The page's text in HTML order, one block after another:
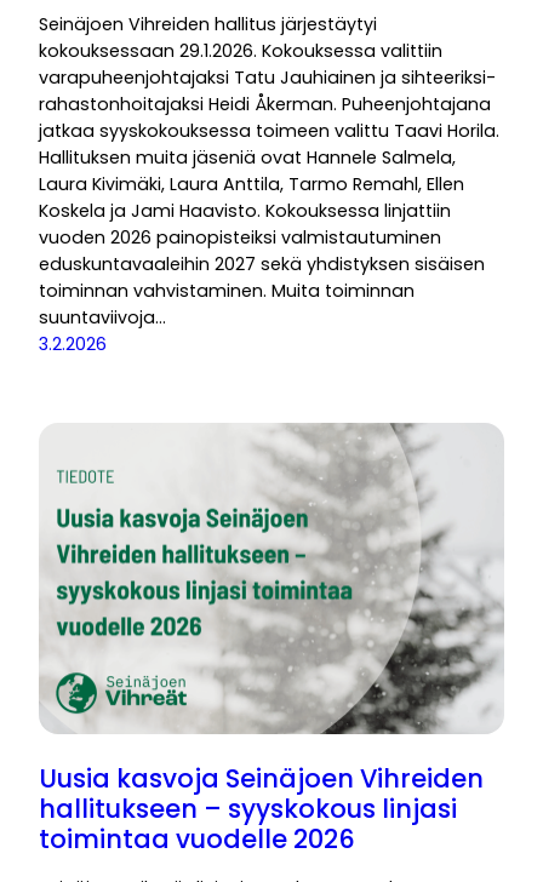
Seinäjoen Vihreiden hallitus järjestäytyi
kokouksessaan 29.1.2026. Kokouksessa valittiin
varapuheenjohtajaksi Tatu Jauhiainen ja sihteeriksi-
rahastonhoitajaksi Heidi Åkerman. Puheenjohtajana
jatkaa syyskokouksessa toimeen valittu Taavi Horila.
Hallituksen muita jäseniä ovat Hannele Salmela,
Laura Kivimäki, Laura Anttila, Tarmo Remahl, Ellen
Koskela ja Jami Haavisto. Kokouksessa linjattiin
vuoden 2026 painopisteiksi valmistautuminen
eduskuntavaaleihin 2027 sekä yhdistyksen sisäisen
toiminnan vahvistaminen. Muita toiminnan
suuntaviivoja…
3.2.2026
Uusia kasvoja Seinäjoen Vihreiden
hallitukseen – syyskokous linjasi
toimintaa vuodelle 2026